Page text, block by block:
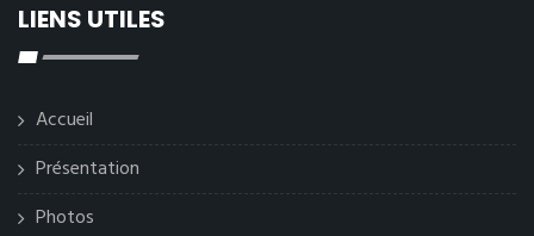
LIENS UTILES
Accueil
Présentation
Photos